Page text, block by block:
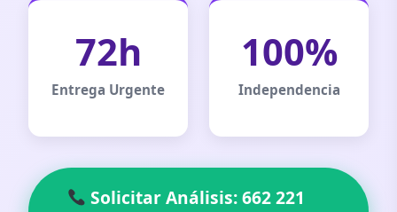
72h
Entrega Urgente
100%
Independencia
Solicitar Análisis: 662 221